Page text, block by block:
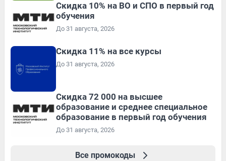
Скидка 10% на ВО и СПО в первый год
обучения
До 31 августа, 2026
Скидка 11% на все курсы
До 31 августа, 2026
Скидка 72 000 на высшее
образование и среднее специальное
образование в первый год обучения
До 31 августа, 2026
Все промокоды